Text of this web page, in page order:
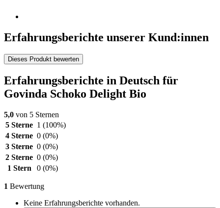
Erfahrungsberichte unserer Kund:innen
Dieses Produkt bewerten
Erfahrungsberichte in Deutsch für
Govinda Schoko Delight Bio
5,0 von 5 Sternen
5 Sterne 1 (100%)
4 Sterne 0 (0%)
3 Sterne 0 (0%)
2 Sterne 0 (0%)
1 Stern
0 (0%)
1 Bewertung
Keine Erfahrungsberichte vorhanden.